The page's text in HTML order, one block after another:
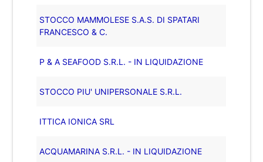
STOCCO MAMMOLESE S.A.S. DI SPATARI
FRANCESCO & C.
P & A SEAFOOD S.R.L. - IN LIQUIDAZIONE
STOCCO PIU' UNIPERSONALE S.R.L.
ITTICA IONICA SRL
ACQUAMARINA S.R.L. - IN LIQUIDAZIONE